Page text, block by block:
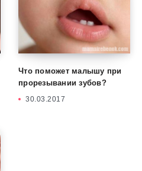
Что поможет малышу при
прорезывании зубов?
30.03.2017